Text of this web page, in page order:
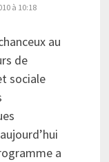
à 10:18
au
de
sociale
a